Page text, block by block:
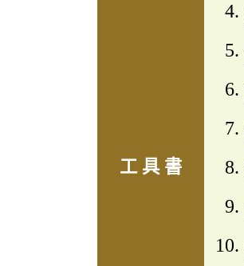
工 具 書